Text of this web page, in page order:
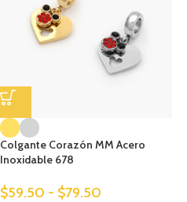
Colgante Corazón MM Acero
Inoxidable 678
$59.50 - $79.50